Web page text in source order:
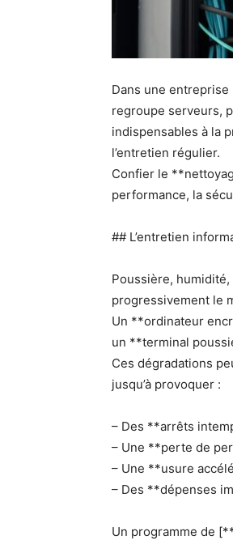
Dans une
regroupe serveurs,
indispensables à la
l’entretien régulier.
Confier le
performance, la
## L’entretien
Poussière,
progressivement le
Un **ordinateur
un **terminal
Ces dégradations
jusqu’à provoquer :
– Des **arrêts
– Une **perte de
– Une **usure
– Des **dépenses
Un programme de